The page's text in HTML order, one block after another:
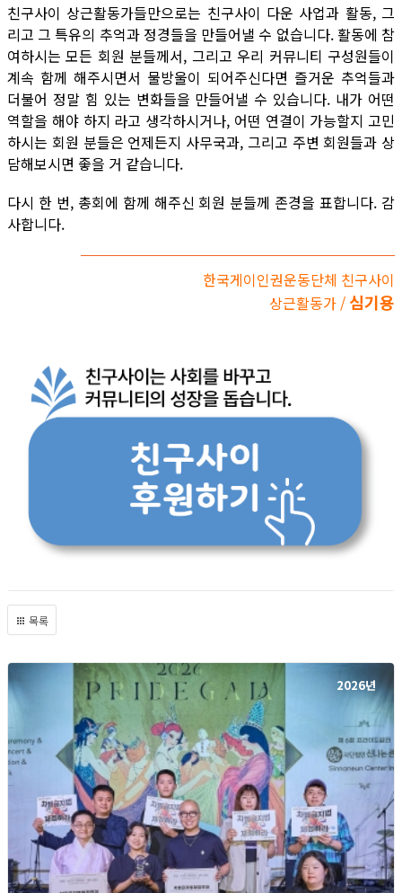
친구사이 상근활동가들만으로는 친구사이 다운 사업과 활동, 그
리고 그 특유의 추억과 정경들을 만들어낼 수 없습니다. 활동에 참
여하시는 모든 회원 분들께서, 그리고 우리 커뮤니티 구성원들이
계속 함께 해주시면서 물방울이 되어주신다면 즐거운 추억들과
더불어 정말 힘 있는 변화들을 만들어낼 수 있습니다. 내가 어떤
역할을 해야 하지 라고 생각하시거나, 어떤 연결이 가능할지 고민
하시는 회원 분들은 언제든지 사무국과, 그리고 주변 회원들과 상
담해보시면 좋을 거 같습니다.
다시 한 번, 총회에 함께 해주신 회원 분들께 존경을 표합니다. 감
사합니다.
한국게이인권운동단체 친구사이
상근활동가 / 심기용
목록
2026년